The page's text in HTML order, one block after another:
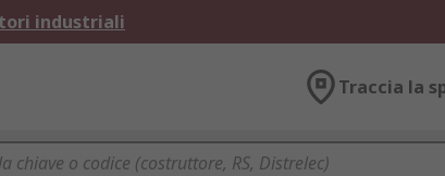
industriali
Traccia la